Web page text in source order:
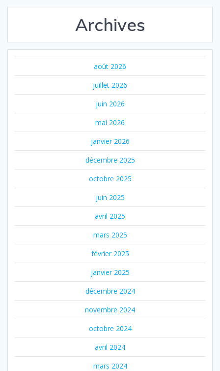
Archives
août 2026
juillet 2026
juin 2026
mai 2026
janvier 2026
décembre 2025
octobre 2025
juin 2025
avril 2025
mars 2025
février 2025
janvier 2025
décembre 2024
novembre 2024
octobre 2024
avril 2024
mars 2024